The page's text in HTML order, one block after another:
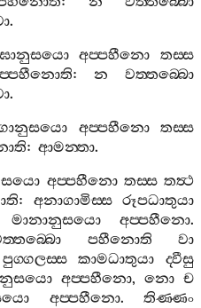
.
අප‍්පහීනො
තස‍්ස
:න
වත‍්තබ‍්බො
.
අප‍්පහීනො
තස‍්ස
: ආමන‍්තා.
අප‍්පහීනො තස‍්ස තත්‍ථ
: අනාගාමිස‍්ස රූපධාතුයා
මානානුසයො අප‍්පහීනො.
පහීනොති
වා
පුග‍්ගලස‍්ස කාමධාතුයා
ද‍්වීසු
අප‍්පහීනො, නො ච
අප‍්පහීනො. තිණ‍්ණං